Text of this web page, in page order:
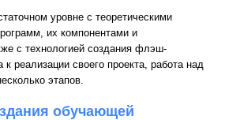
уровне с теоретическими
их компонентами и
с технологией создания флэш-
реализации своего проекта, работа над
этапов.
обучающей